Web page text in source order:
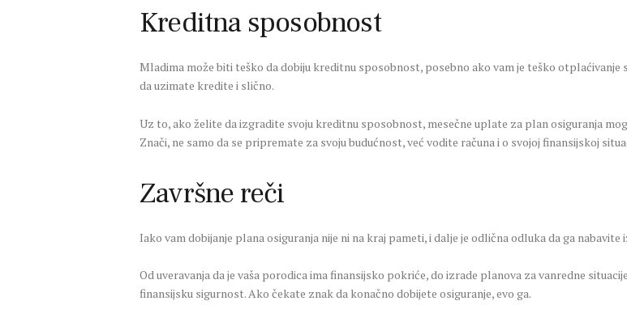
Kreditna sposobnost
Mladima može biti teško da dobiju kreditnu sposobnost, posebno ako vam je teško
da uzimate kredite i slično.
Uz to, ako želite da izgradite svoju kreditnu sposobnost, mesečne uplate za plan osiguranja
Znači, ne samo da se pripremate za svoju budućnost, već vodite računa i o svojoj finansijskoj
Završne reči
Iako vam dobijanje plana osiguranja nije ni na kraj pameti, i dalje je odlična odluka da ga
Od uveravanja da je vaša porodica ima finansijsko pokriće, do izrade planova za vanredne
finansijsku sigurnost. Ako čekate znak da konačno dobijete osiguranje, evo ga.